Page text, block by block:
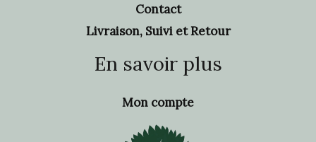
Contact
Livraison, Suivi et Retour
En savoir plus
Mon compte